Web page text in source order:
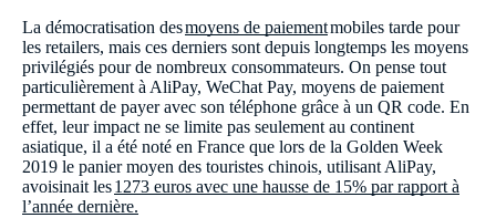
La démocratisation desmoyens de paiementmobiles tarde pour
les retailers, mais ces derniers sont depuis longtemps les moyens
privilégiés pour de nombreux consommateurs. On pense tout
particulièrement à AliPay, WeChat Pay, moyens de paiement
permettant de payer avec son téléphone grâce à un QR code. En
effet, leur impact ne se limite pas seulement au continent
asiatique, il a été noté en France que lors de la Golden Week
2019 le panier moyen des touristes chinois, utilisant AliPay,
avoisinait les1273 euros avec une hausse de 15% par rapport à
l’année dernière.